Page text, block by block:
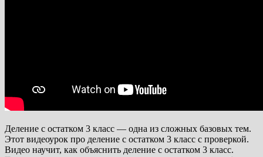
Деление с остатком 3 класс — одна из сложных базовых тем.
Этот видеоурок про деление с остатком 3 класс с проверкой.
Видео научит, как объяснить деление с остатком 3 класс.